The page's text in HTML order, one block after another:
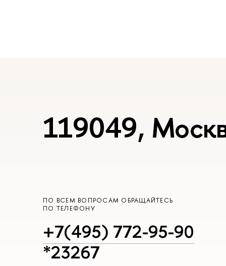
119049,
ПО ВСЕМ ВОПРОСАМ ОБРАЩАЙТЕСЬ
ПО ТЕЛЕФОНУ
+7(495) 772-95-90
*23267